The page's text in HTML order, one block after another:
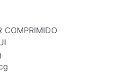
COMPRIMIDO